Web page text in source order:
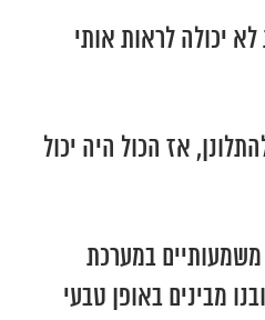
יכולה לראות אותי
אז הכול היה יכול
משמעותיים במערכת
מבינים באופן טבעי